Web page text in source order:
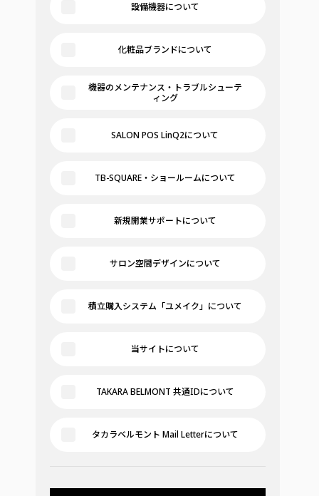
設備機器について
化粧品ブランドについて
機器のメンテナンス・トラブルシューテ
ィング
SALON POS LinQ2について
TB-SQUARE・ショールームについて
新規開業サポートについて
サロン空間デザインについて
積立購入システム「ユメイク」について
当サイトについて
TAKARA BELMONT 共通IDについて
タカラベルモント Mail Letterについて